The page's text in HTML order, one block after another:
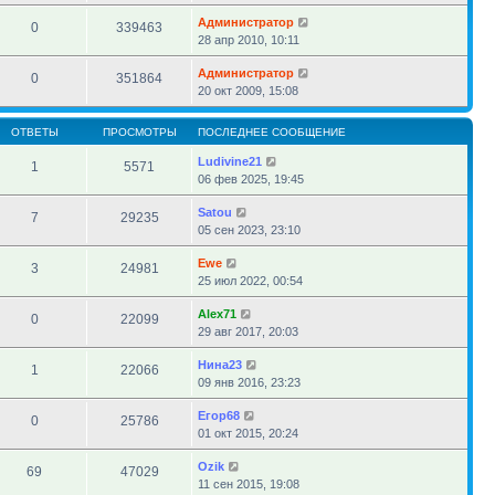
0 339463
Администратор
28 апр 2010, 10:11
0 351864
Администратор
20 окт 2009, 15:08
ОТВЕТЫ ПРОСМОТРЫ ПОСЛЕДНЕЕ СООБЩЕНИЕ
1 5571
Ludivine21
06 фев 2025, 19:45
7 29235
Satou
05 сен 2023, 23:10
3 24981
Ewe
25 июл 2022, 00:54
0 22099
Alex71
29 авг 2017, 20:03
1 22066
Нина23
09 янв 2016, 23:23
0 25786
Егор68
01 окт 2015, 20:24
69 47029
Ozik
11 сен 2015, 19:08